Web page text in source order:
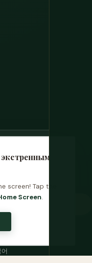
screen! Tap the
Screen.